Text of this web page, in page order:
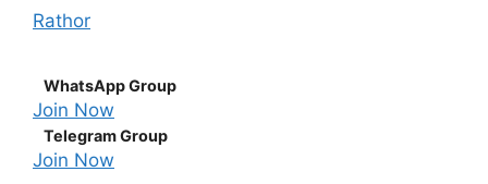
Rathor
WhatsApp Group
Join Now
Telegram Group
Join Now